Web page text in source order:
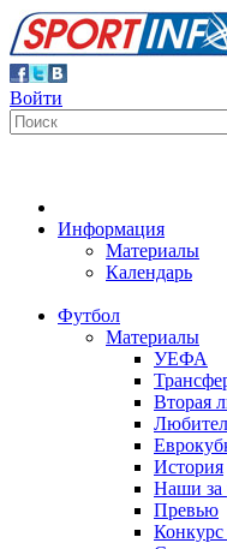
Войти
Информация
Материалы
Календарь
Футбол
Материалы
УЕФА
Вторая
История
Наши за
Превью
Конкурс